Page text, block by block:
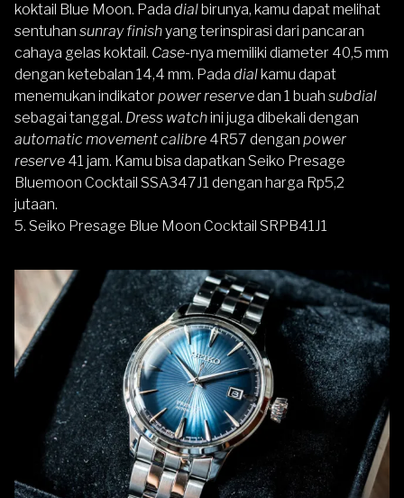
koktail Blue Moon. Pada dialbirunya, kamu dapat melihat
sentuhan sunray finishyang terinspirasi dari pancaran
cahaya gelas koktail. Case-nya memiliki diameter 40,5 mm
dengan ketebalan 14,4 mm. Pada dialkamu dapat
menemukan indikator power reservedan 1 buah subdial
sebagai tanggal. Dress watchini juga dibekali dengan
automatic movement calibre 4R57 dengan power
reserve 41 jam. Kamu bisa dapatkan Seiko Presage
Bluemoon Cocktail SSA347J1 dengan harga Rp5,2
jutaan.
5. Seiko Presage Blue Moon Cocktail SRPB41J1